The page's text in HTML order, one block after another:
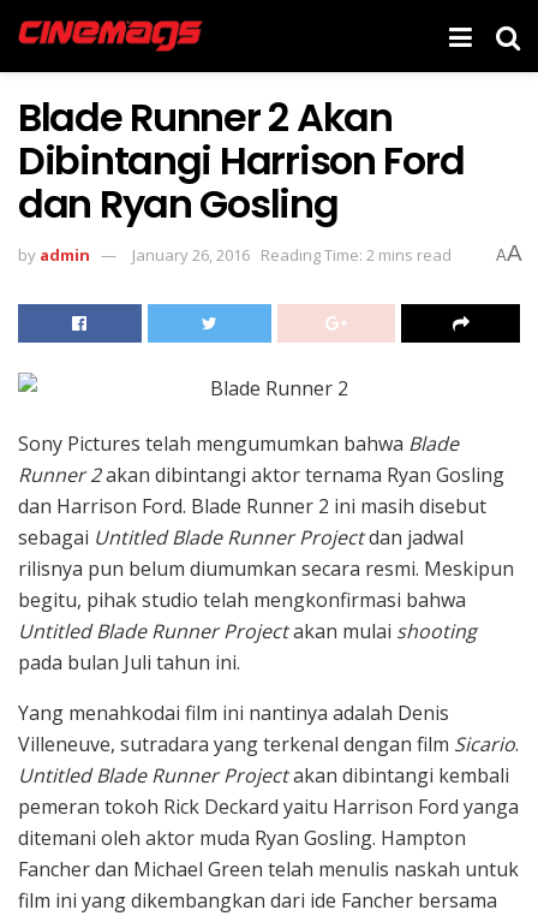
Blade Runner 2 Akan
Dibintangi Harrison Ford
dan Ryan Gosling
by admin January 26, 2016 Reading Time: 2 mins read AA
Sony Pictures telah mengumumkan bahwa Blade
Runner 2akan dibintangi aktor ternama Ryan Gosling
dan Harrison Ford. Blade Runner 2 ini masih disebut
sebagai Untitled Blade Runner Projectdan jadwal
rilisnya pun belum diumumkan secara resmi. Meskipun
begitu, pihak studio telah mengkonfirmasi bahwa
Untitled Blade Runner Projectakan mulai shooting
pada bulan Juli tahun ini.
Yang menahkodai film ini nantinya adalah Denis
Villeneuve, sutradara yang terkenal dengan film Sicario.
Untitled Blade Runner Projectakan dibintangi kembali
pemeran tokoh Rick Deckard yaitu Harrison Ford yanga
ditemani oleh aktor muda Ryan Gosling. Hampton
Fancher dan Michael Green telah menulis naskah untuk
film ini yang dikembangkan dari ide Fancher bersama